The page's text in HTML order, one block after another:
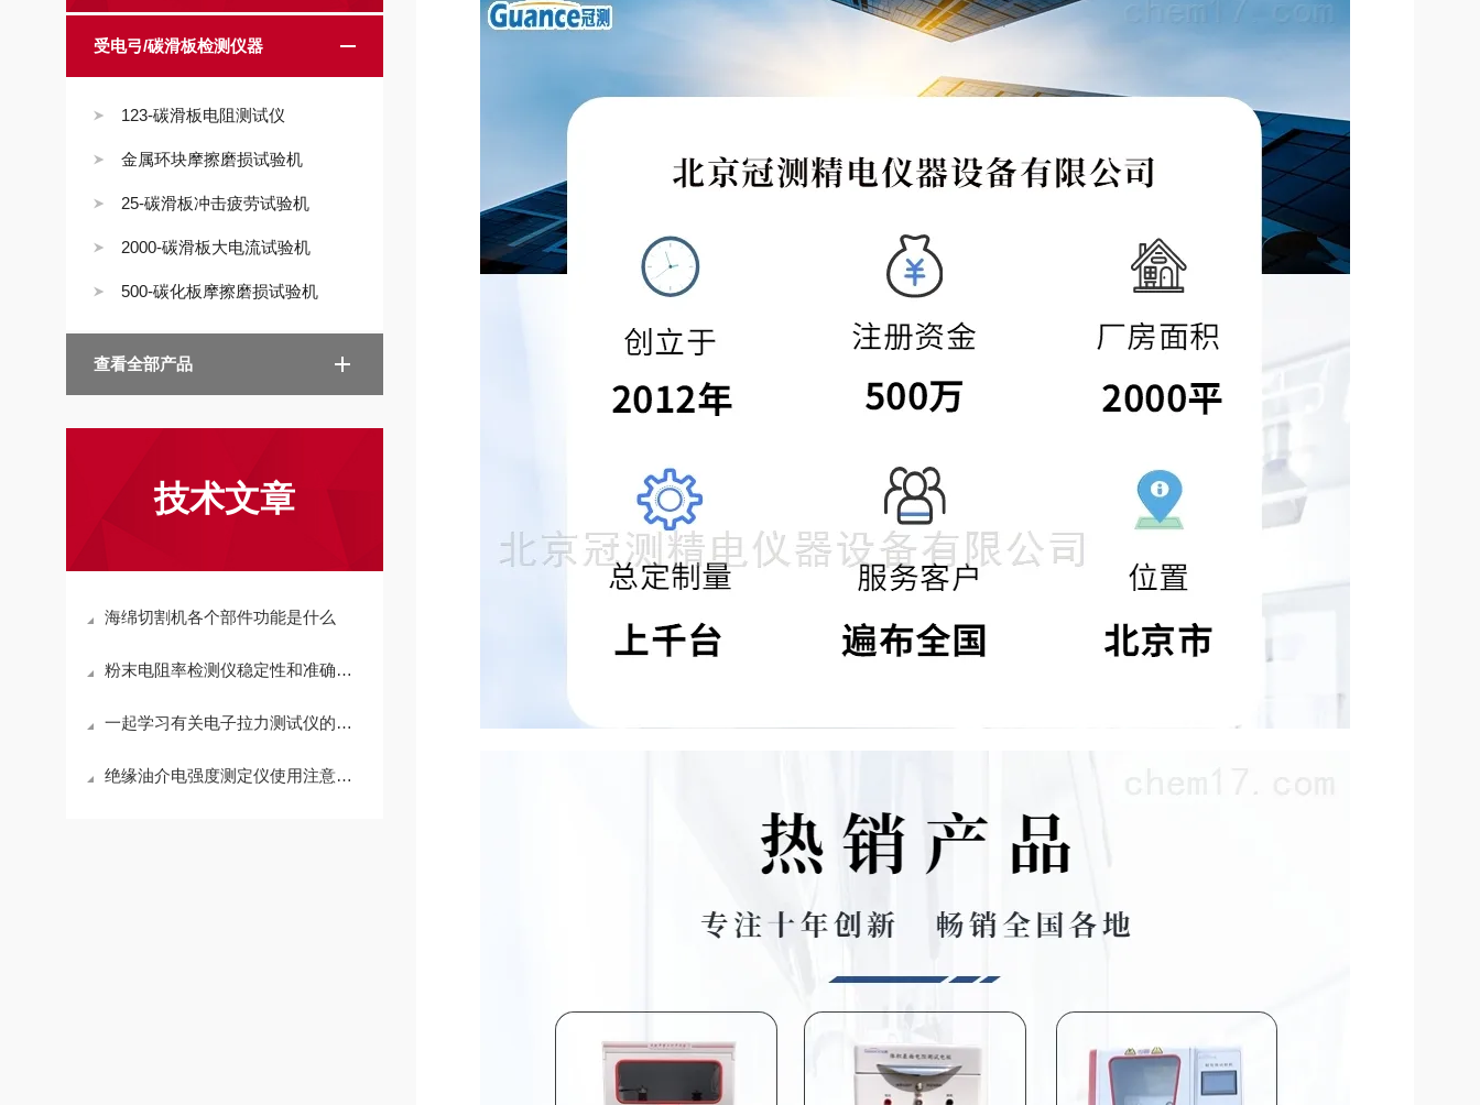
受电弓/碳滑板检测仪器
123-碳滑板电阻测试仪
金属环块摩擦磨损试验机
25-碳滑板冲击疲劳试验机
2000-碳滑板大电流试验机
500-碳化板摩擦磨损试验机
查看全部产品
技术文章
海绵切割机各个部件功能是什么
粉末电阻率检测仪稳定性和准确性和哪些方面有关
一起学习有关电子拉力测试仪的知识
绝缘油介电强度测定仪使用注意事项